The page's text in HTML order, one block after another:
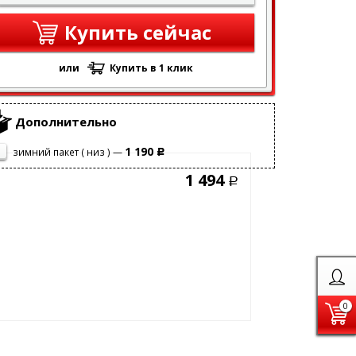
0
Купить сейчас
или Купить в 1 клик
Дополнительно
зимний пакет ( низ ) — 1 190 Р
1 494 Р